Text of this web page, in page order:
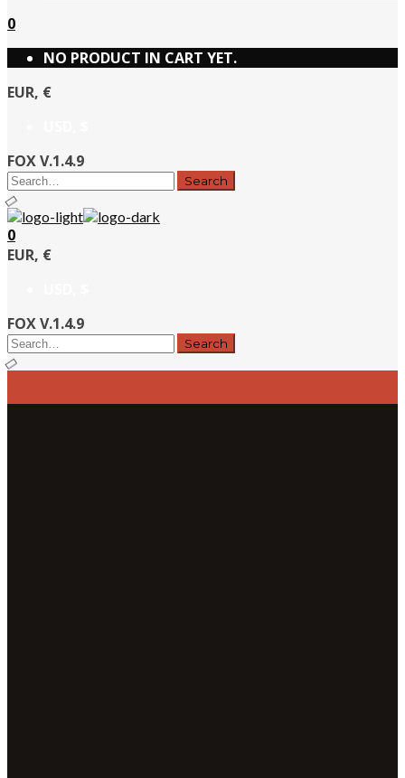
0
NO PRODUCT IN CART YET.
EUR, €
FOX V.1.4.9
0
EUR, €
FOX V.1.4.9